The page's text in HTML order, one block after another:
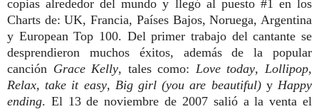
copias alrededor del mundo y llegó al puesto #1 en los
Charts de: UK, Francia, Países Bajos, Noruega, Argentina
y European Top 100. Del primer trabajo del cantante se
desprendieron muchos éxitos, además de la popular
canción Grace Kelly, tales como: Love today, Lollipop,
Relax, take it easy, Big girl (you are beautiful)y Happy
ending. El 13 de noviembre de 2007 salió a la venta el